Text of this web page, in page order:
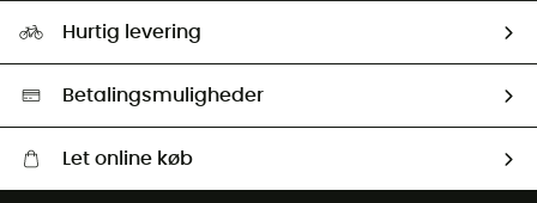
Our ambassadors
HardGreen Udvalg
Hurtig levering
Betalingsmuligheder
Let online køb